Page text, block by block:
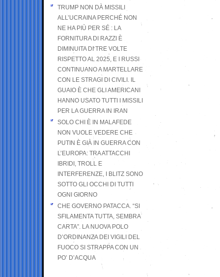
TRUMP NON DÀ MISSILI
ALL’UCRAINA PERCHÉ NON
NE HA PIÙ PER SÉ : LA
FORNITURA DI RAZZI È
DIMINUITA DI TRE VOLTE
RISPETTO AL 2025, E I RUSSI
CONTINUANO A MARTELLARE
CON LE STRAGI DI CIVILI. IL
GUAIO È CHE GLI AMERICANI
HANNO USATO TUTTI I MISSILI
PER LA GUERRA IN IRAN
SOLO CHI È IN MALAFEDE
NON VUOLE VEDERE CHE
PUTIN È GIÀ IN GUERRA CON
L’EUROPA: TRA ATTACCHI
IBRIDI, TROLL E
INTERFERENZE, I BLITZ SONO
SOTTO GLI OCCHI DI TUTTI
OGNI GIORNO
CHE GOVERNO PATACCA. “SI
SFILAMENTA TUTTA, SEMBRA
CARTA”. LA NUOVA POLO
D’ORDINANZA DEI VIGILI DEL
FUOCO SI STRAPPA CON UN
PO’ D’ACQUA